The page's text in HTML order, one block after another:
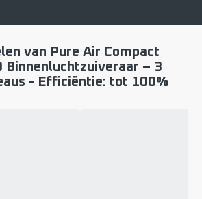
van Pure Air Compact
Binnenluchtzuiveraar – 3
- Efficiëntie: tot 100%